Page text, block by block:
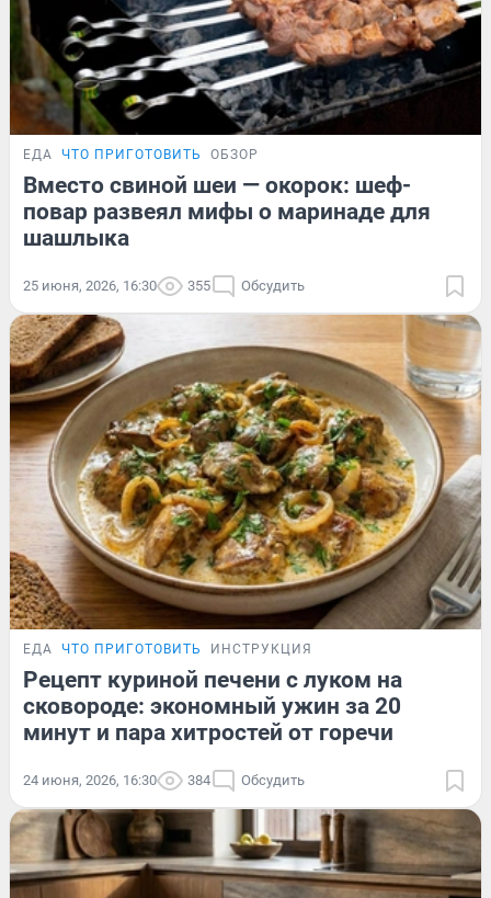
ЕДА ЧТО ПРИГОТОВИТЬ ОБЗОР
Вместо свиной шеи — окорок: шеф-
повар развеял мифы о маринаде для
шашлыка
25 июня, 2026, 16:30 355 Обсудить
ЕДА ЧТО ПРИГОТОВИТЬ ИНСТРУКЦИЯ
Рецепт куриной печени с луком на
сковороде: экономный ужин за 20
минут и пара хитростей от горечи
24 июня, 2026, 16:30 384 Обсудить